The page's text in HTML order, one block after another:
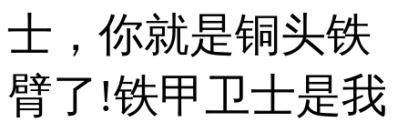
士，你就是铜头铁
臂了!铁甲卫士是我